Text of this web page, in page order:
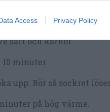
Access Privacy Policy
saft och kärnor.
minuter.
upp. Rör så sockret
på hög värme.